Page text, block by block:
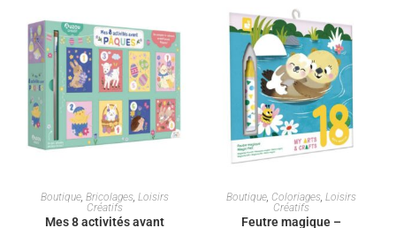
AJOUTER AU PANIER
Boutique, Bricolages, Loisirs
Créatifs
Mes 8 activités avant
AJOUTER AU PANIER
Boutique Coloriages ,Loisirs
Créatifs
Feutre magique –